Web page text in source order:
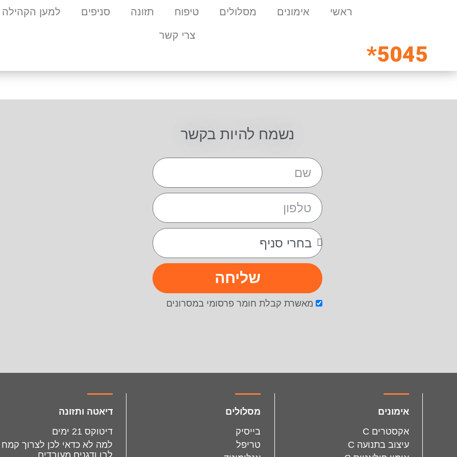
ראשי אימונים מסלולים טיפוח תזונה סניפים למען הקהילה
צרי קשר
5045*
נשמח להיות בקשר
מאשרת קבלת חומר פרסומי במסרונים
שליחה
אימונים
אקסטרים C
עיצוב בתנועה C
מסלולים
בייסיק
טריפל
דיאטה ותזונה
דיטוקס 21 ימים
למה לא כדאי לכן לצרוך קמח
facebook